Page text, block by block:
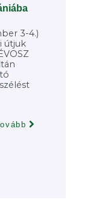
3-4.)
útjuk